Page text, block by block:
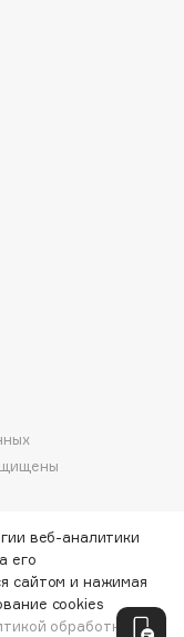
КАРТЕ:419 ₽
веб-аналитики
его
сайтом и нажимая
cookies
обработки